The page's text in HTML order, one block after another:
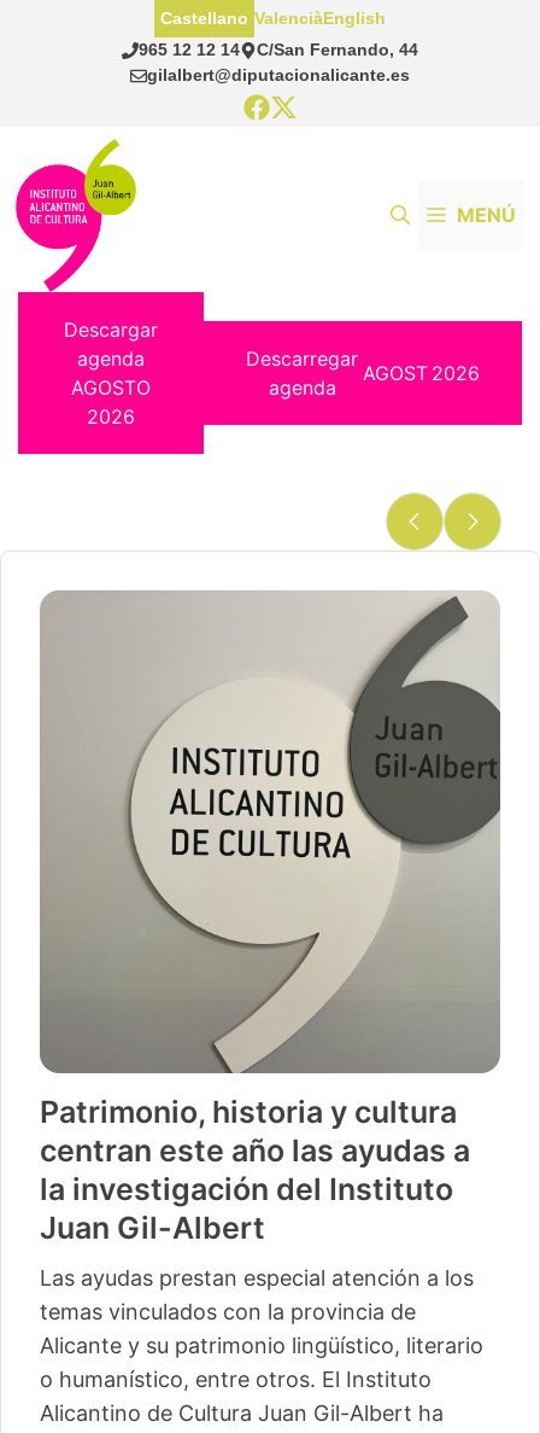
965 12 12 14
C/San Fernando, 44
gilalbert@diputacionalicante.es
Castellano ValenciàEnglish
MENÚ
Descargar
agenda
AGOSTO
2026
Descarregar
agenda
AGOST 2026
Patrimonio, historia y cultura
centran este año las ayudas a
la investigación del Instituto
Juan Gil-Albert
Las ayudas prestan especial atención a los
temas vinculados con la provincia de
Alicante y su patrimonio lingüístico, literario
o humanístico, entre otros. El Instituto
Alicantino de Cultura Juan Gil-Albert ha